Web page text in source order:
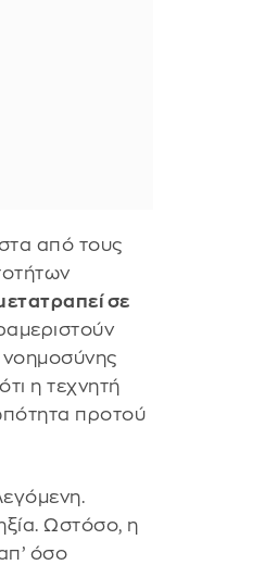
από τους
σε
νοημοσύνης
η τεχνητή
προτού
Ωστόσο, η
όσο